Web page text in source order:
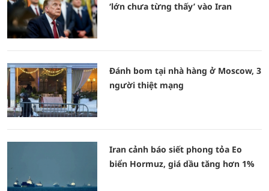
‘lớn chưa từng thấy’ vào Iran
Đánh bom tại nhà hàng ở Moscow, 3
người thiệt mạng
Iran cảnh báo siết phong tỏa Eo
biển Hormuz, giá dầu tăng hơn 1%